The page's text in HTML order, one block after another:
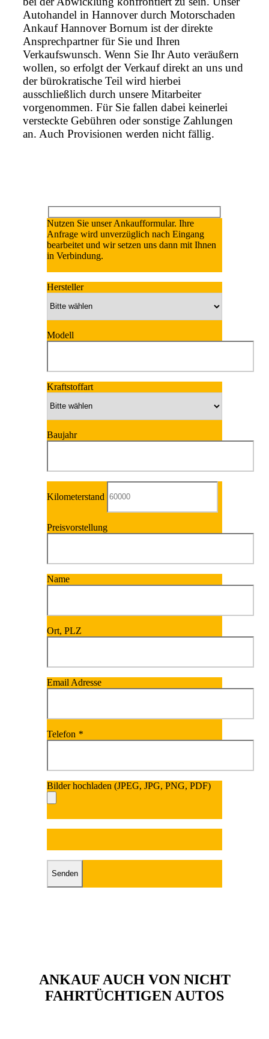
Autohandel in Hannover durch Motorschaden
Ankauf Hannover Bornum ist der direkte
Ansprechpartner für Sie und Ihren
Verkaufswunsch. Wenn Sie Ihr Auto veräußern
wollen, so erfolgt der Verkauf direkt an uns und
der bürokratische Teil wird hierbei
ausschließlich durch unsere Mitarbeiter
vorgenommen. Für Sie fallen dabei keinerlei
versteckte Gebühren oder sonstige Zahlungen
an. Auch Provisionen werden nicht fällig.
Nutzen Sie unser Ankaufformular. Ihre
Anfrage wird unverzüglich nach Eingang
bearbeitet und wir setzen uns dann mit Ihnen
in Verbindung.
Hersteller
Modell
Kraftstoffart
Baujahr
Kilometerstand
Preisvorstellung
Name
Ort, PLZ
Email Adresse
Telefon *
Bilder hochladen (JPEG, JPG, PNG, PDF)
Bitte lasse dieses Feld leer.
ANKAUF AUCH VON NICHT
FAHRTÜCHTIGEN AUTOS